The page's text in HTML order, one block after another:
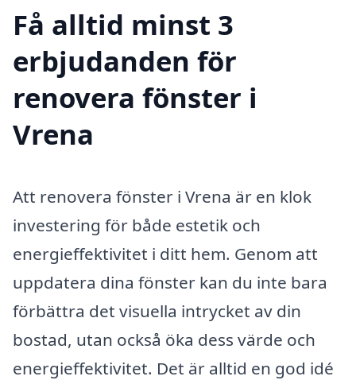
Få alltid minst 3
erbjudanden för
renovera fönster i
Vrena
Att renovera fönster i Vrena är en klok
investering för både estetik och
energieffektivitet i ditt hem. Genom att
uppdatera dina fönster kan du inte bara
förbättra det visuella intrycket av din
bostad, utan också öka dess värde och
energieffektivitet. Det är alltid en god idé